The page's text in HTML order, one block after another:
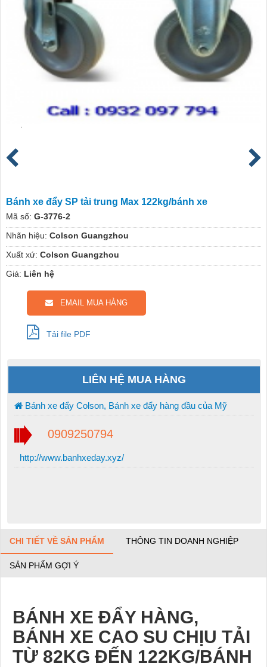
Bánh xe đẩy SP tải trung Max 122kg/bánh xe
Mã số: G-3776-2
Nhãn hiệu: Colson Guangzhou
Xuất xứ: Colson Guangzhou
Giá: Liên hệ
EMAIL MUA HÀNG
Tải file PDF
LIÊN HỆ MUA HÀNG
Bánh xe đẩy Colson, Bánh xe đẩy hàng đầu của Mỹ
0909250794
http://www.banhxeday.xyz/
CHI TIẾT VỀ SẢN PHẨM THÔNG TIN DOANH NGHIỆP
SẢN PHẨM GỢI Ý
BÁNH XE ĐẨY HÀNG,
BÁNH XE CAO SU CHỊU TẢI
TỪ 82KG ĐẾN 122KG/BÁNH